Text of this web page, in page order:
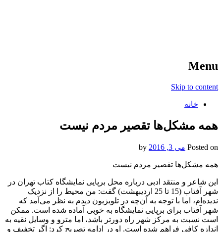
Menu
Skip to content
خانه
همه مشکل‌ها تقصیر مردم نیست
Posted on می 3, 2016
همه مشکل‌ها تقصیر مردم نیست
این شاعر و منتقد ادبی درباره محل برپایی نمایشگاه کتاب تهران در
شهر آفتاب (15 تا 25 اردیبهشت) گفت: من محیط را از نزدیک
ندیده‌ام، اما با توجه به آن‌چه در تلویزیون دیدم به نظر می‌آمد که
شهر آفتاب برای برپایی نمایشگاه به خوبی آماده شده است. ممکن
است نسبت به مرکز شهر راه دورتر باشد، اما مترو و وسایل نقیه به
اندازه کافی فراهم شده است. او در ادامه تصریح کرد: اگر تخفیف و